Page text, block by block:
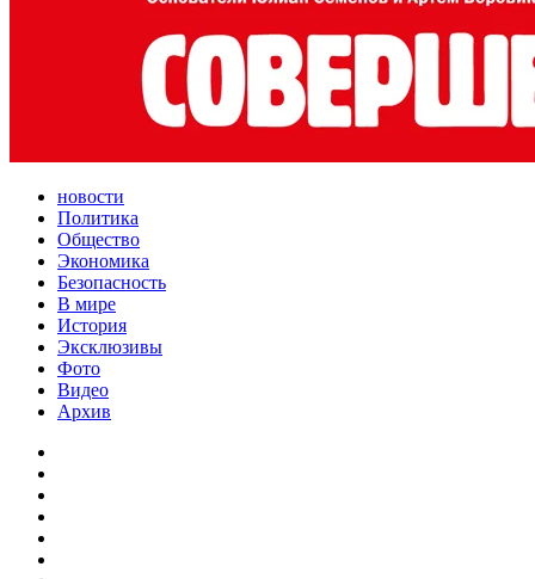
новости
Политика
Общество
Экономика
Безопасность
В мире
История
Эксклюзивы
Фото
Видео
Архив